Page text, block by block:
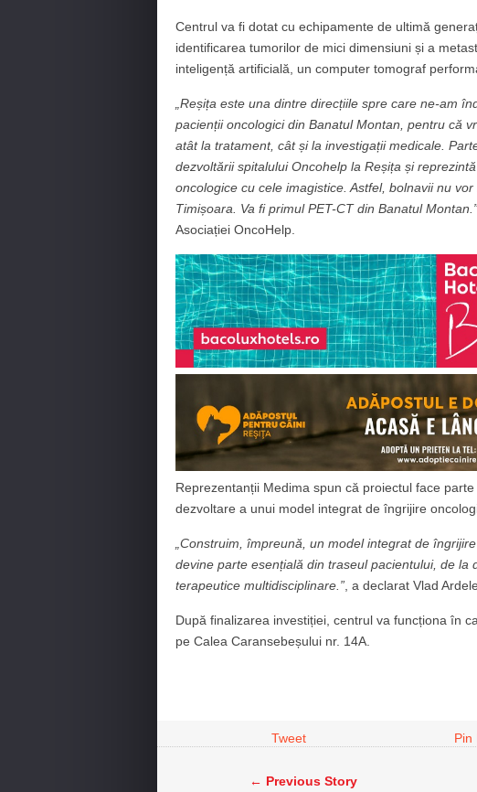
Centrul va fi dotat cu echipamente de ultimă
identificarea tumorilor de mici dimensiuni și a
inteligență artificială, un computer tomograf
„Reșița este una dintre direcțiile spre care ne-am
pacienții oncologici din Banatul Montan, pentru că
atât la tratament, cât și la investigații medicale.
dezvoltării spitalului Oncohelp la Reșița și
oncologice cu cele imagistice. Astfel, bolnavii nu
Timișoara. Va fi primul PET-CT din Banatul Montan.”
Asociației OncoHelp.
Reprezentanții Medima spun că proiectul face
dezvoltare a unui model integrat de îngrijire
„Construim, împreună, un model integrat de
devine parte esențială din traseul pacientului, de la
terapeutice multidisciplinare.” , a declarat Vlad
După finalizarea investiției, centrul va funcționa în
pe Calea Caransebeșului nr. 14A.
Tweet Pin
← Previous Story